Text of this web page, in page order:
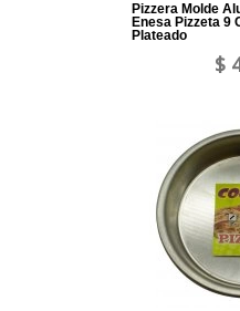
Pizzera Molde
Enesa Pizzeta 9
Plateado
$